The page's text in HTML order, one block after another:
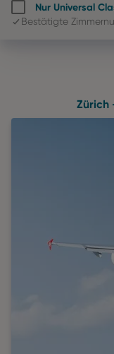
Nur Universal
Bestätigte
Zürich